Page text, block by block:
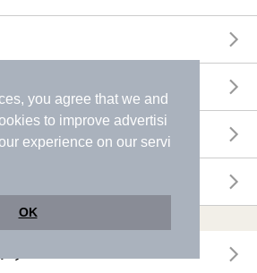
you agree that we and
to improve advertisi
experience on our servi
OK